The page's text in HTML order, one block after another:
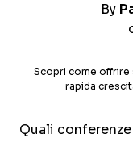
By
Scopri come offrire
rapida
Quali